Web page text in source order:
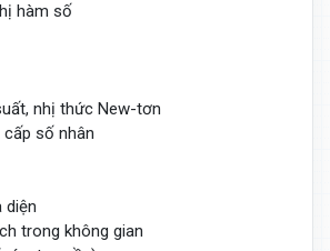
hàm số
nhị thức New-tơn
số nhân
diện
trong không gian